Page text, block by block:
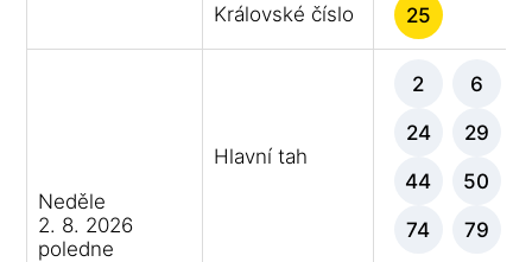
Královské číslo 25
Neděle
2. 8. 2026
poledne
Hlavní tah
2 6
24 29
44 50
74 79